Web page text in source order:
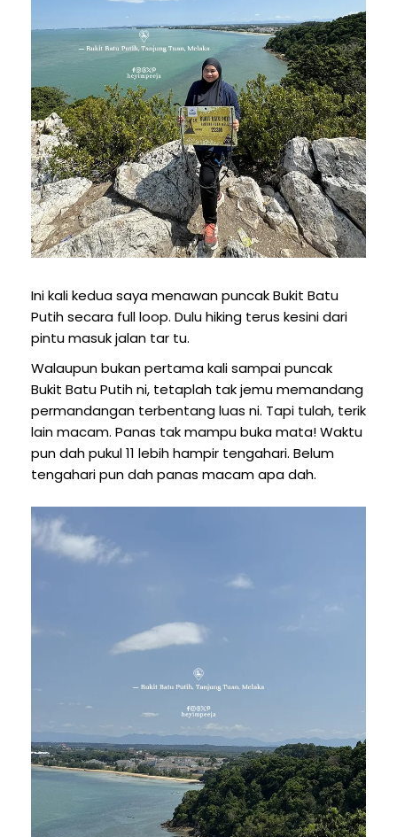
Ini kali kedua saya menawan puncak Bukit Batu
Putih secara full loop. Dulu hiking terus kesini dari
pintu masuk jalan tar tu.
Walaupun bukan pertama kali sampai puncak
Bukit Batu Putih ni, tetaplah tak jemu memandang
permandangan terbentang luas ni. Tapi tulah, terik
lain macam. Panas tak mampu buka mata! Waktu
pun dah pukul 11 lebih hampir tengahari. Belum
tengahari pun dah panas macam apa dah.